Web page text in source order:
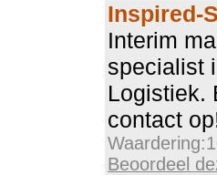
Inspired-
Interim
specialist
Logistiek.
contact
Beoordeel